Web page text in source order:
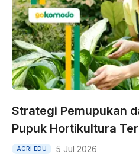
Strategi Pemupukan
Pupuk Hortikultura
AGRI EDU 5 Jul 2026